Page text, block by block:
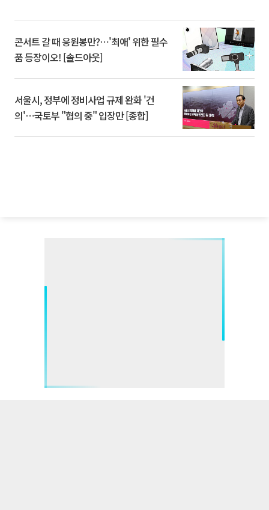
콘서트 갈 때 응원봉만?⋯'최애' 위한 필수
품 등장이오! [솔드아웃]
서울시, 정부에 정비사업 규제 완화 '건
의'⋯국토부 "협의 중" 입장만 [종합]